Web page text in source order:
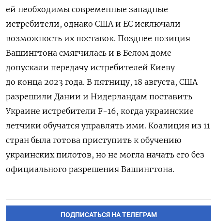
ей необходимы современные западные
истребители, однако США и ЕС исключали
возможность их поставок. Позднее позиция
Вашингтона смягчилась и в Белом доме
допускали передачу истребителей Киеву
до конца 2023 года. В пятницу, 18 августа, США
разрешили Дании и Нидерландам поставить
Украине истребители F-16, когда украинские
летчики обучатся управлять ими. Коалиция из 11
стран была готова приступить к обучению
украинских пилотов, но не могла начать его без
официального разрешения Вашингтона.
ПОДПИСАТЬСЯ НА ТЕЛЕГРАМ